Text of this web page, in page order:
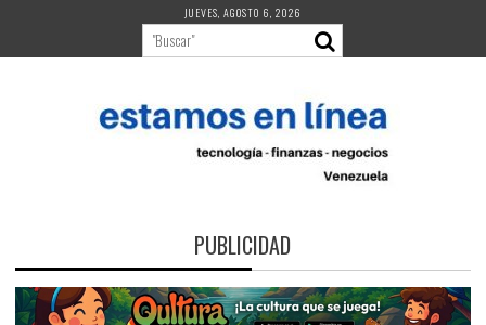
contenido
JUEVES, AGOSTO 6, 2026
PUBLICIDAD